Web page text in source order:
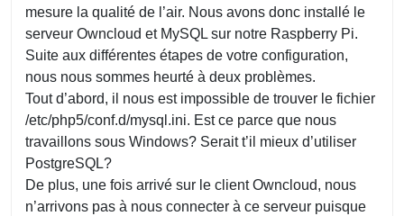
mesure la qualité de l’air. Nous avons donc installé le
serveur Owncloud et MySQL sur notre Raspberry Pi.
Suite aux différentes étapes de votre configuration,
nous nous sommes heurté à deux problèmes.
Tout d’abord, il nous est impossible de trouver le fichier
/etc/php5/conf.d/mysql.ini. Est ce parce que nous
travaillons sous Windows? Serait t’il mieux d’utiliser
PostgreSQL?
De plus, une fois arrivé sur le client Owncloud, nous
n’arrivons pas à nous connecter à ce serveur puisque